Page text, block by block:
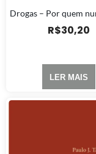
Drogas – Por quem
R$30,20
LER MAIS